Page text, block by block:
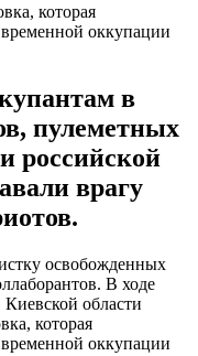
которая
временной оккупации
в
пулеметных
российской
врагу
освобожденных
В ходе
области
которая
временной оккупации